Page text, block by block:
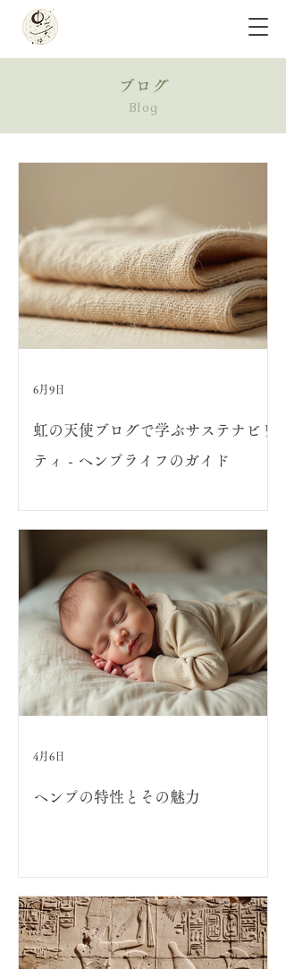
ブログ
​Blog
虹の天使ブログで学ぶサステナビリ
ティ - ヘンプライフのガイド
6月9日
ヘンプの特性とその魅力
4月6日